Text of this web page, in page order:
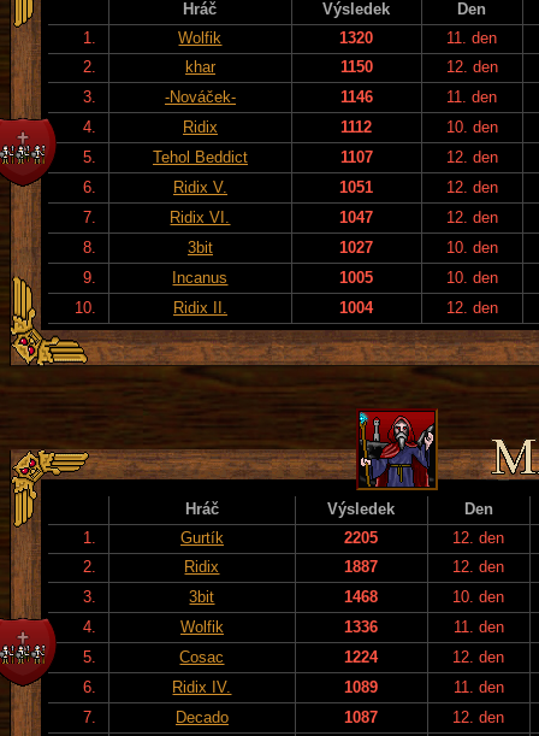
Hráč Výsledek
Den
1.
Wolfik 1320
11. den
2.
khar 1150
12. den
3.
-Nováček- 1146
11. den
4.
Ridix 1112
10. den
5.
Tehol Beddict 1107
12. den
6.
Ridix V. 1051
12. den
7.
Ridix VI. 1047
12. den
8.
3bit 1027
10. den
9.
Incanus 1005
10. den
10.
Ridix II. 1004 12. den
Hráč Výsledek
Den
1.
Gurtík 2205
12. den
2.
Ridix 1887
12. den
3.
3bit 1468
10. den
4.
Wolfik 1336
11. den
5.
Cosac 1224
12. den
6.
Ridix IV. 1089
11. den
7.
Decado 1087
12. den